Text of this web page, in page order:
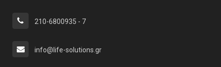
210-6800935 - 7
info@life-solutions.gr